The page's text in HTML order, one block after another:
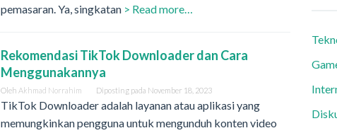
pemasaran. Ya, singkatan > Read more…
Rekomendasi TikTok Downloader dan Cara
Menggunakannya
Oleh Akhmad Norrahim Diposting pada November 18, 2023
TikTok Downloader adalah layanan atau aplikasi yang
memungkinkan pengguna untuk mengunduh konten video